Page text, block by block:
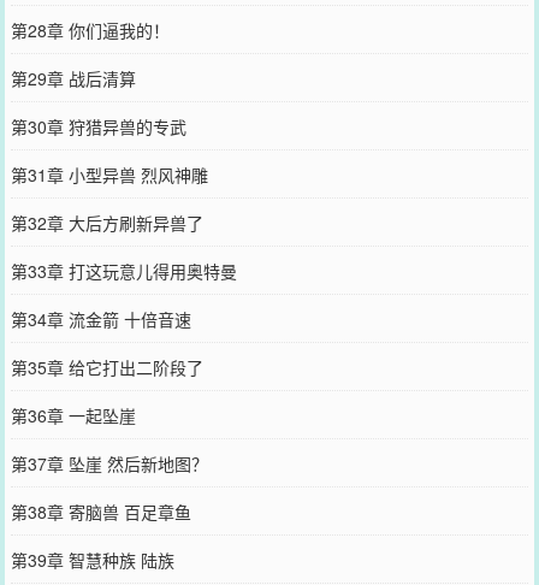
第28章 你们逼我的！
第29章 战后清算
第30章 狩猎异兽的专武
第31章 小型异兽 烈风神雕
第32章 大后方刷新异兽了
第33章 打这玩意儿得用奥特曼
第34章 流金箭 十倍音速
第35章 给它打出二阶段了
第36章 一起坠崖
第37章 坠崖 然后新地图？
第38章 寄脑兽 百足章鱼
第39章 智慧种族 陆族